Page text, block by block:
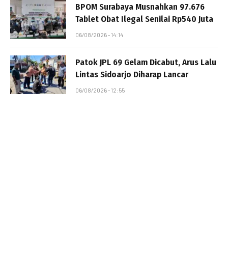
BPOM Surabaya Musnahkan 97.676
Tablet Obat Ilegal Senilai Rp540 Juta
06/08/2026 - 14:14
Patok JPL 69 Gelam Dicabut, Arus Lalu
Lintas Sidoarjo Diharap Lancar
06/08/2026 - 12:55